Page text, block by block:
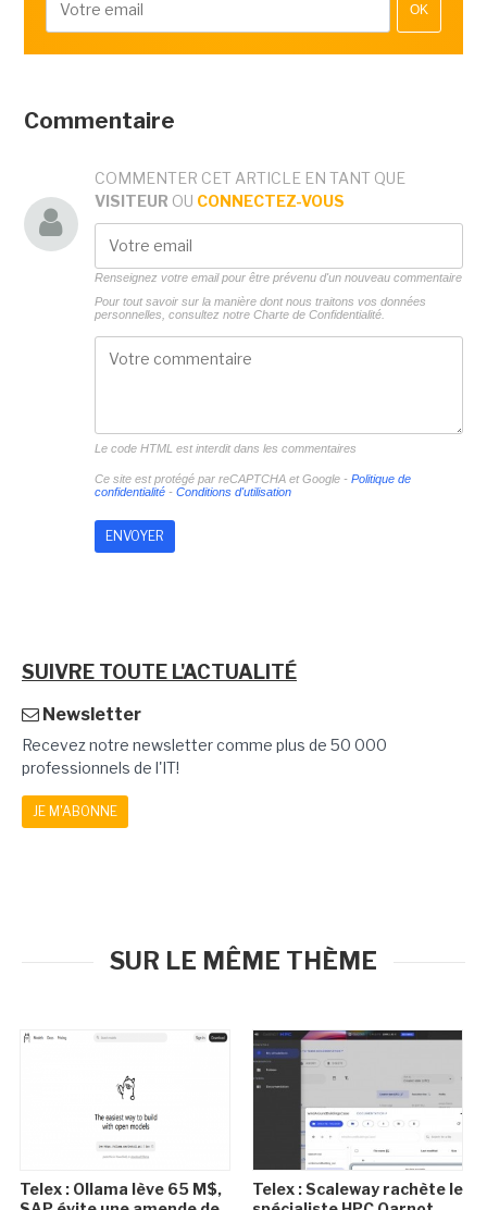
OK
Commentaire
COMMENTER CET ARTICLE EN TANT QUE
VISITEUR OU CONNECTEZ-VOUS
Renseignez votre email pour être prévenu d'un nouveau commentaire
Pour tout savoir sur la manière dont nous traitons vos données
personnelles, consultez notre Charte de Confidentialité.
Le code HTML est interdit dans les commentaires
Ce site est protégé par reCAPTCHA et Google - Politique de
confidentialité- Conditions d'utilisation
SUIVRE TOUTE L'ACTUALITÉ
Newsletter
Recevez notre newsletter comme plus de 50 000
professionnels de l'IT!
JE M'ABONNE
SUR LE MÊME THÈME
Telex : Ollama lève 65 M$,
Telex : Scaleway rachète le